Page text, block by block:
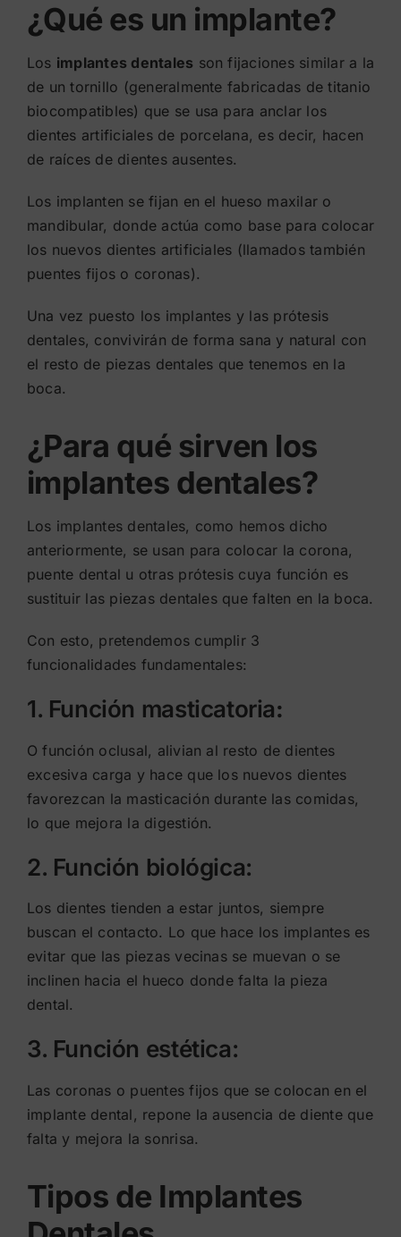
¿Qué es un implante?
Los implantes dentales son fijaciones similar a la
de un tornillo (generalmente fabricadas de titanio
biocompatibles) que se usa para anclar los
dientes artificiales de porcelana, es decir, hacen
de raíces de dientes ausentes.
Los implanten se fijan en el hueso maxilar o
mandibular, donde actúa como base para colocar
los nuevos dientes artificiales (llamados también
puentes fijos o coronas).
Una vez puesto los implantes y las prótesis
dentales, convivirán de forma sana y natural con
el resto de piezas dentales que tenemos en la
boca.
¿Para qué sirven los
implantes dentales?
Los implantes dentales, como hemos dicho
anteriormente, se usan para colocar la corona,
puente dental u otras prótesis cuya función es
sustituir las piezas dentales que falten en la boca.
Con esto, pretendemos cumplir 3
funcionalidades fundamentales:
1. Función masticatoria:
O función oclusal, alivian al resto de dientes
excesiva carga y hace que los nuevos dientes
favorezcan la masticación durante las comidas,
lo que mejora la digestión.
2. Función biológica:
Los dientes tienden a estar juntos, siempre
buscan el contacto. Lo que hace los implantes es
evitar que las piezas vecinas se muevan o se
inclinen hacia el hueco donde falta la pieza
dental.
3. Función estética:
Las coronas o puentes fijos que se colocan en el
implante dental, repone la ausencia de diente que
falta y mejora la sonrisa.
Tipos de Implantes